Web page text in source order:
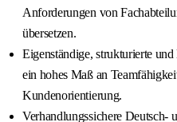
Anforderungen von
übersetzen.
Eigenständige, strukturierte
ein hohes Maß an
Kundenorientierung.
Verhandlungssichere Deutsch-